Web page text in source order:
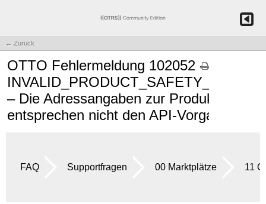
← Zurück
OTTO Fehlermeldung 102052 -
– Die Adressangaben zur
entsprechen nicht den API-Vorgaben.
FAQ Supportfragen 00 Marktplätze 11